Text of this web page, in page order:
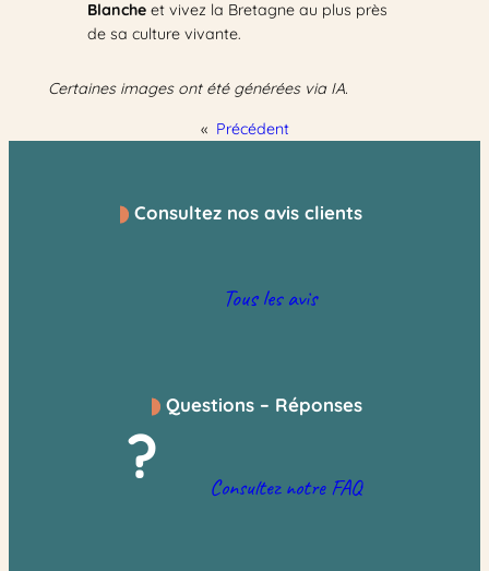
Blancheet vivez la Bretagne au plus près
de sa culture vivante.
Certaines images ont été générées via IA.
« Précédent
?
Questions – Réponses
Consultez notre FAQ
Consultez nos avis clients
Tous les avis